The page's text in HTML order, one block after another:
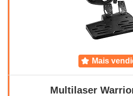
mais
Multilaser